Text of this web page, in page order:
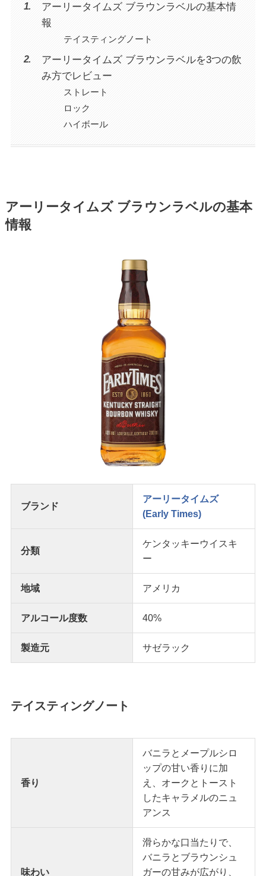
アーリータイムズ ブラウンラベルの基本情
報
テイスティングノート
アーリータイムズ ブラウンラベルを3つの飲
み方でレビュー
ストレート
ロック
ハイボール
アーリータイムズ ブラウンラベルの基本
情報
ブランド
アーリータイムズ
(Early Times)
分類
ケンタッキーウイスキ
ー
地域 アメリカ
アルコール度数 40%
製造元 サゼラック
テイスティングノート
香り
バニラとメープルシロ
ップの甘い香りに加
え、オークとトースト
したキャラメルのニュ
アンス
味わい
滑らかな口当たりで、
バニラとブラウンシュ
ガーの甘みが広がり、